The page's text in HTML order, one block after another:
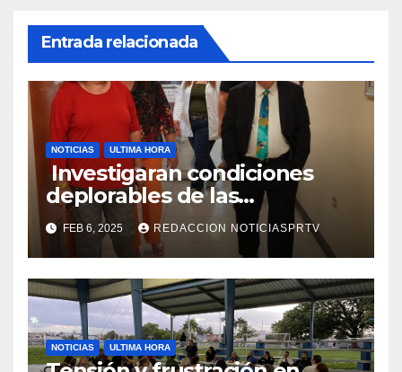
Entrada relacionada
NOTICIAS ULTIMA HORA
Investigaran condiciones
deplorables de las
facilidades el Departamento
de la Salud en Mayagüez
FEB 6, 2025 REDACCION NOTICIASPRTV
NOTICIAS ULTIMA HORA